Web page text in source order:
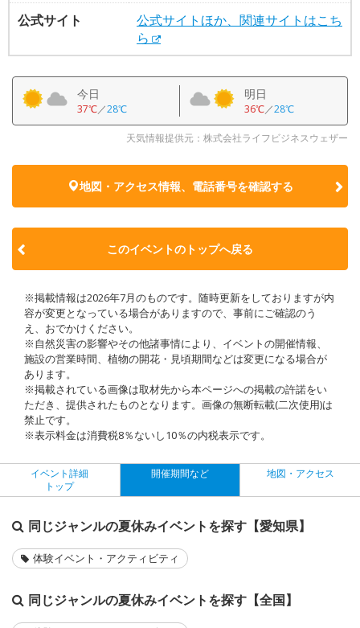
公式サイト
公式サイトほか、関連サイトはこち
ら
今日
37℃／28℃
明日
36℃／28℃
天気情報提供元：株式会社ライフビジネスウェザー
地図・アクセス情報、電話番号を確認する
このイベントのトップへ戻る
※掲載情報は2026年7月のものです。随時更新をしておりますが内
容が変更となっている場合がありますので、事前にご確認のう
え、おでかけください。
※自然災害の影響やその他諸事情により、イベントの開催情報、
施設の営業時間、植物の開花・見頃期間などは変更になる場合が
あります。
※掲載されている画像は取材先から本ページへの掲載の許諾をい
ただき、提供されたものとなります。画像の無断転載(二次使用)は
禁止です。
※表示料金は消費税8％ないし10％の内税表示です。
イベント詳細
トップ
開催期間など 地図・アクセス
同じジャンルの夏休みイベントを探す【愛知県】
体験イベント・アクティビティ
同じジャンルの夏休みイベントを探す【全国】